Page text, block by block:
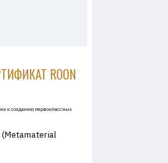
ROON
к созданию первоклассных